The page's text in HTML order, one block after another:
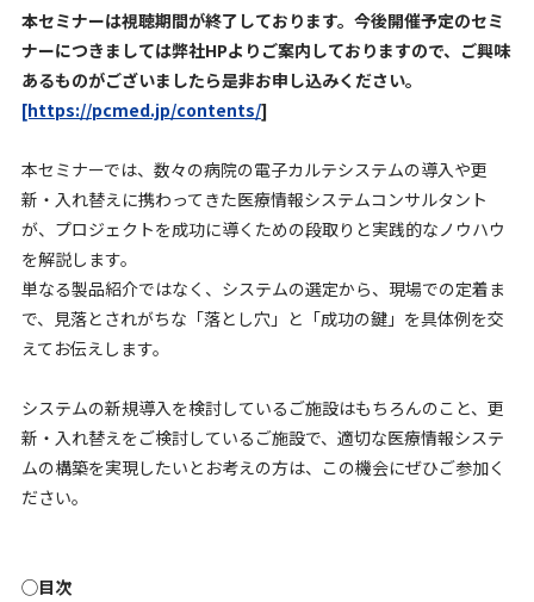
本セミナーは視聴期間が終了しております。今後開催予定のセミ
ナーにつきましては弊社HPよりご案内しておりますので、ご興味
あるものがございましたら是非お申し込みください。
[https://pcmed.jp/contents/]
本セミナーでは、数々の病院の電子カルテシステムの導入や更
新・入れ替えに携わってきた医療情報システムコンサルタント
が、プロジェクトを成功に導くための段取りと実践的なノウハウ
を解説します。
単なる製品紹介ではなく、システムの選定から、現場での定着ま
で、見落とされがちな「落とし穴」と「成功の鍵」を具体例を交
えてお伝えします。
システムの新規導入を検討しているご施設はもちろんのこと、更
新・入れ替えをご検討しているご施設で、適切な医療情報システ
ムの構築を実現したいとお考えの方は、この機会にぜひご参加く
ださい。
◯目次